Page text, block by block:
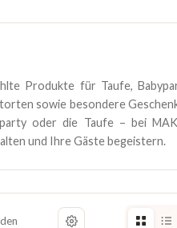
Produkte für Taufe,
sowie besondere
oder die Taufe – bei
und Ihre Gäste begeistern.